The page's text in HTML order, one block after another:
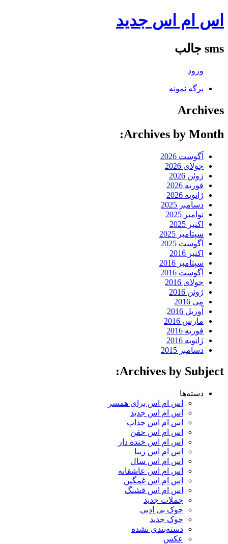
اس ام اس جدید
sms جالب
ورود
برگه نمونه
Archives
Archives by Month:
آگوست 2026
جولای 2026
ژوئن 2026
فوریه 2026
ژانویه 2026
دسامبر 2025
نوامبر 2025
اکتبر 2025
سپتامبر 2025
آگوست 2025
اکتبر 2016
سپتامبر 2016
آگوست 2016
جولای 2016
ژوئن 2016
می 2016
آوریل 2016
مارس 2016
فوریه 2016
ژانویه 2016
دسامبر 2015
Archives by Subject:
دسته‌ها
اس ام اس برای همسر
اس ام اس جدید
اس ام اس جذاب
اس ام اس خفن
اس ام اس خنده دار
اس ام اس زیبا
اس ام اس سال
اس ام اس عاشقانه
اس ام اس غمگین
اس ام اس قشنگ
جملات جدید
جوک بی ادبی
جوک جدید
دسته‌بندی نشده
عکس